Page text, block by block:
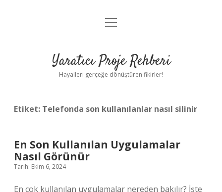
Anasayfa
Yasal Uyarı
menüyü
Yaratıcı Proje Rehberi
Hayalleri gerçeğe dönüştüren fikirler!
Etiket: Telefonda son kullanılanlar nasıl silinir
En Son Kullanılan Uygulamalar
Nasıl Görünür
Tarih: Ekim 6, 2024
En çok kullanılan uygulamalar nereden bakılır? İşte